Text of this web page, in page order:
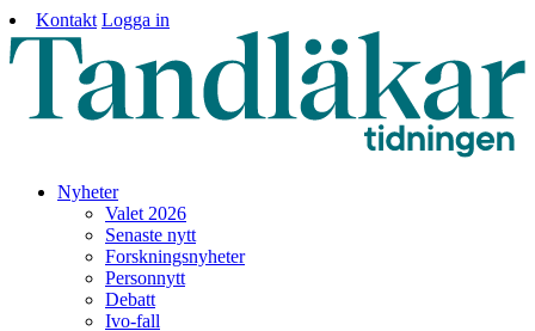
Kontakt Logga in
Nyheter
Valet 2026
Senaste nytt
Forskningsnyheter
Personnytt
Debatt
Ivo-fall